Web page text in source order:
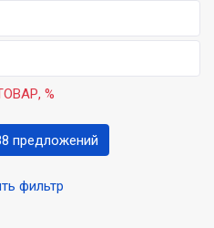
%
фильтр
предложений